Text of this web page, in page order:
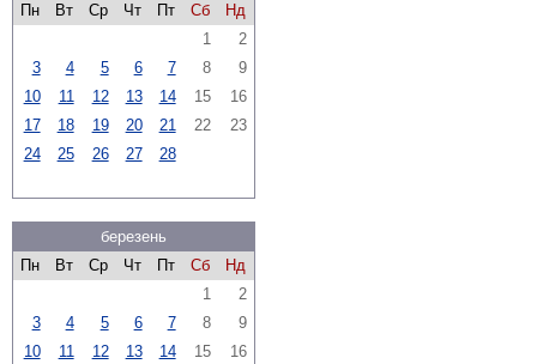
Пн
Вт Ср Чт Пт Сб
Нд
1
2
3
4 5 6 7 8
9
10
11 12 13 14 15
16
17
18 19 20 21 22
23
24
25 26 27 28
березень
Пн
Вт Ср Чт Пт Сб
Нд
1
2
3
4 5 6 7 8
9
10
11 12 13 14 15
16